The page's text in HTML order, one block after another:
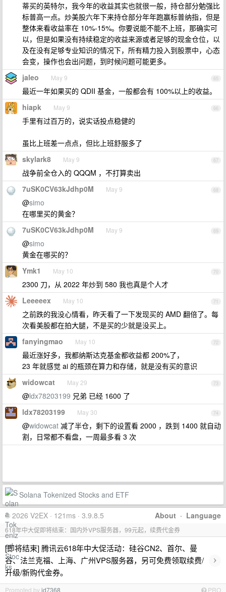
蒂买的英特尔，我今年的收益其实也就很一般，持仓部分勉强比
标普高一点。炒美股六年下来持仓部分年年跑赢标普纳指，但是
整体来看收益率在 10%-15%。你要说能不能不上班，那确实可
以，但是如果没有持续稳定的收益来源或者足够的现金仓位，以
及在没有足够专业知识的情况下，所有精力投入到股票中，心态
会变，操作也会出问题，到时候问题可能更多。
65
jaleo May 9
最近一年如果买的 QDII 基金，一般都会有 100%以上的收益。
66
hiapk May 9
手里有过百万的，说实话投点稳健的
虽比上班差一点点，但比上班舒服多了
67
skylark8 May 9
战争前全仓入的 QQQM ，不打算卖出
68
7uSK0CV63kJdhp0M May 9
@simo
在哪里买的黄金？
69
7uSK0CV63kJdhp0M May 9
@simo
黄金在哪买的？
70
Ymk1 May 10
2300 刀，从 2022 年炒到 580 我也真是个人才
71
Leeeeex May 10
之前跌的我没心情看，昨天看了一下发现买的 AMD 翻倍了。每
次看美股都在拍大腿，不是买的少就是没买上。
72
fanyingmao May 10
最近涨好多，我都纳斯达克基金都收益都 200%了，
23 年就感觉 ai 的瓶颈在算力和存储，就是没有买的意识
73
widowcat May 29
@ldx78203199 兄弟 已经 1600 了
74
ldx78203199 May 30
@widowcat 减了半仓，剩下的设置看 2000 ，跌到 1400 就自动
割，日常都不看盘，一周最多看 3 次
Solana Tokenized Stocks and ETF
About · Language
© 2026 V2EX · 121ms · 3.9.8.5
618年中大促即将结束：国内外VPS服务器，99元起，续费代金券
[即将结束] 腾讯云618年中大促活动：硅谷CN2、首尔、曼
谷、法兰克福、上海、广州VPS服务器，另可免费领取续费/
升级/新购代金券。
›
Promoted byid7368 PRO